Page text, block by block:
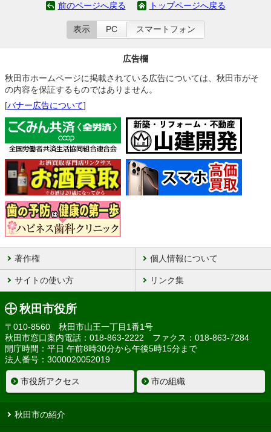
前のページへ戻る トップページへ戻る
表示 PC スマートフォン
広告欄
秋田市ホームページに掲載されている広告については、秋田市がそ
の内容を保証するものではありません。
[バナー広告について]
著作権 個人情報について
サイトの使い方 リンク集
秋田市役所
〒010-8560 秋田市山王一丁目1番1号
秋田市窓口案内電話：018-863-2222 ファクス：018-863-7284
開庁時間：平日 午前8時30分から午後5時15分まで
法人番号：3000020052019
市役所アクセス 市の組織
秋田市の紹介